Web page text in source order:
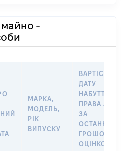
майно -
МАРКА,
МОДЕЛЬ,
РІК
ВИПУСКУ
ВАРТІСТЬ НА
ДАТУ
НАБУТТЯ
ПРАВА АБО
ЗА
ГРОШОВОЮ
ОЦІНКОЮ,